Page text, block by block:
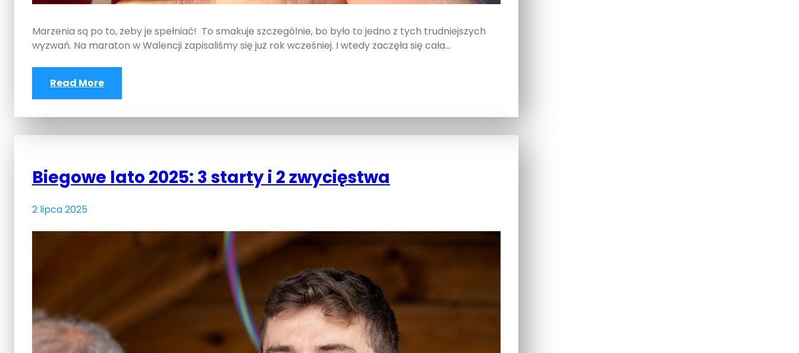
Marzenia są po to, żeby je spełniać! To smakuje szczególnie, bo było to jedno z tych trudniejszych
wyzwań. Na maraton w Walencji zapisaliśmy się już rok wcześniej. I wtedy zaczęła się cała…
Read More
Biegowe lato 2025: 3 starty i 2 zwycięstwa
2 lipca 2025